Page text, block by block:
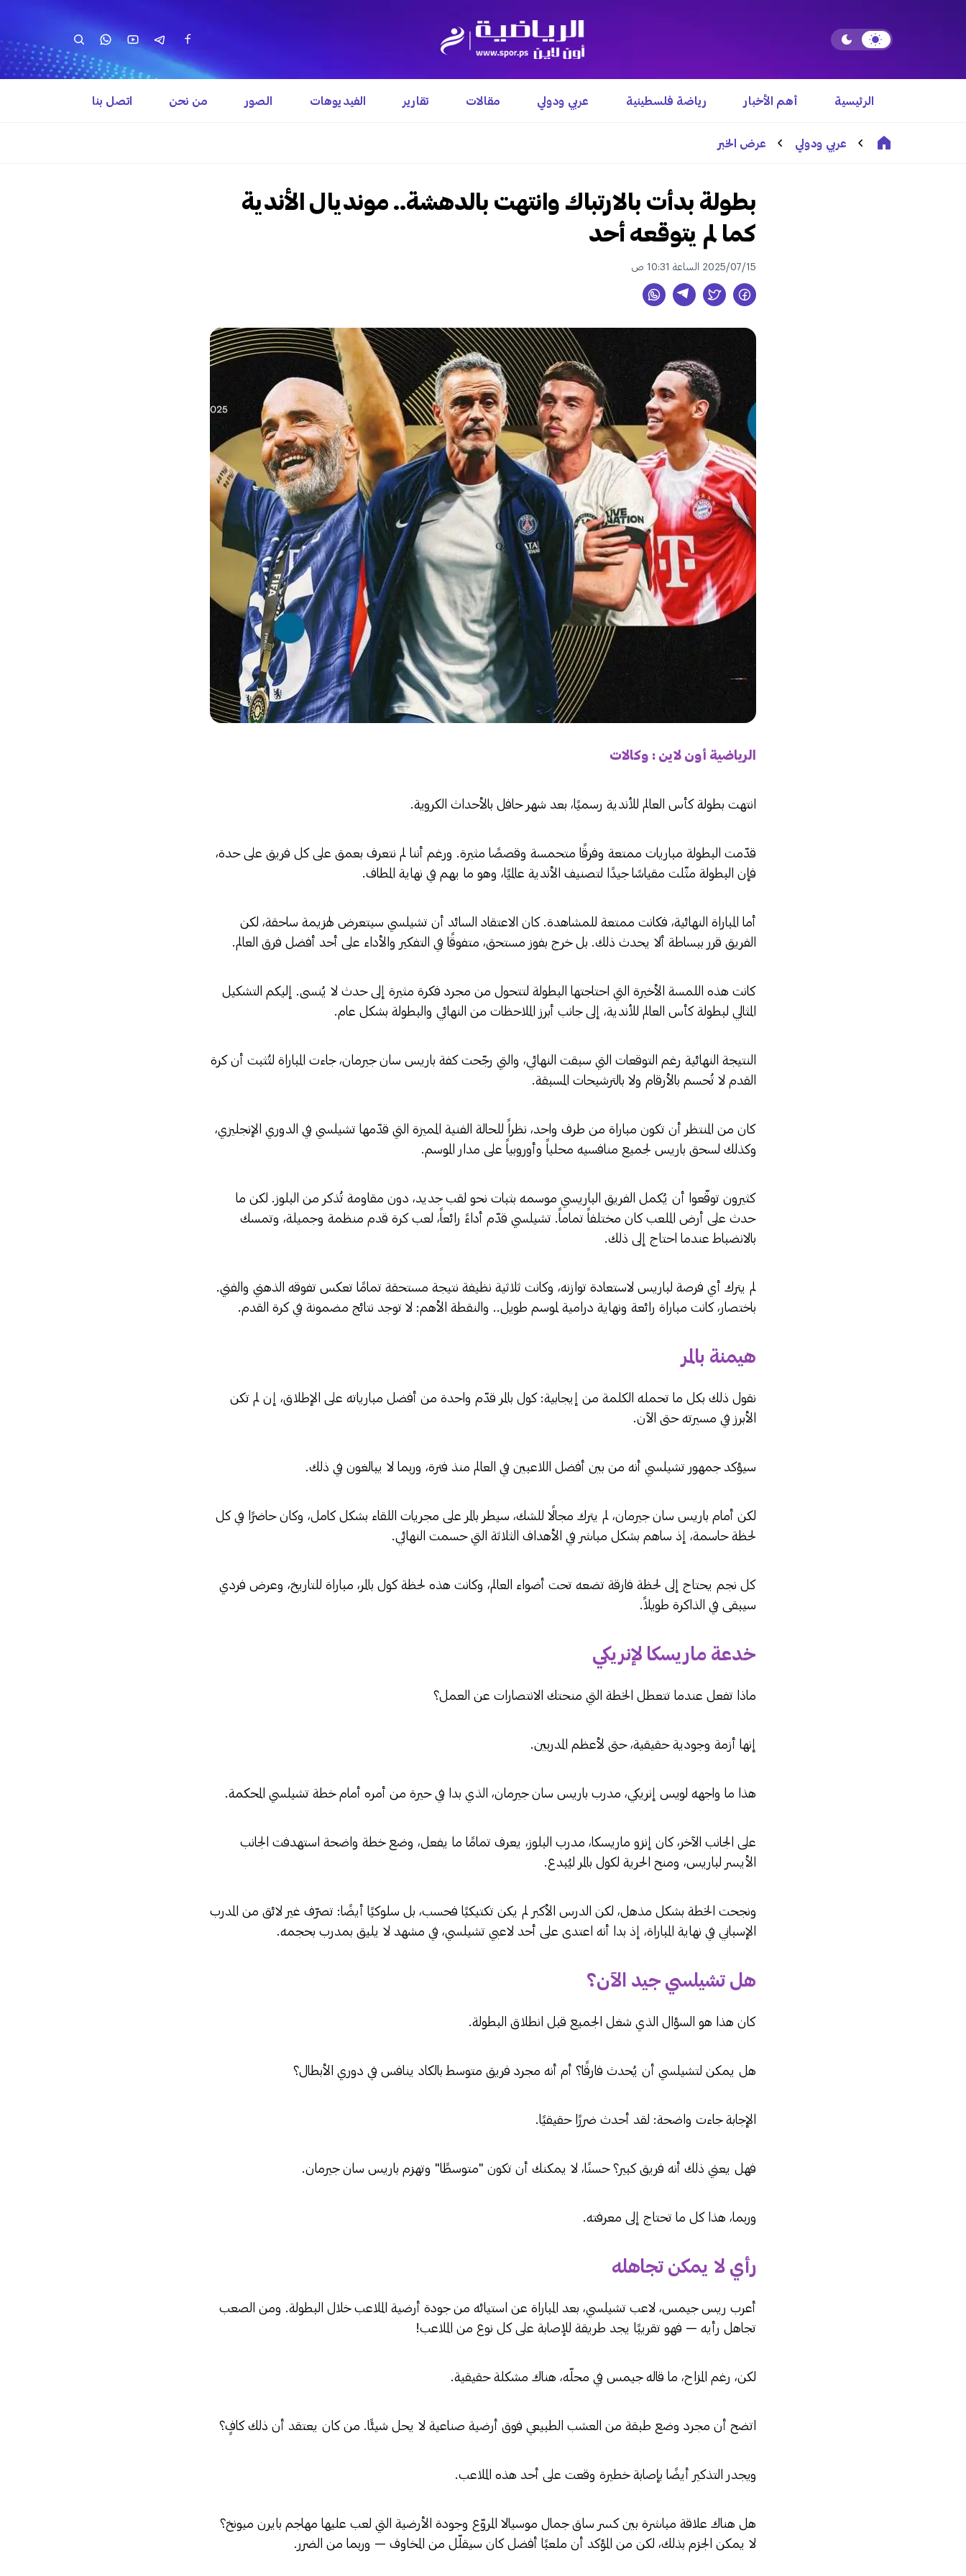
الرئيسية أهم الأخبار رياضة فلسطينية عربي ودولي مقالات تقارير الفيديوهات الصور من نحن اتصل بنا
عربي ودولي عرض الخبر
بطولة بدأت بالارتباك وانتهت بالدهشة.. مونديال الأندية
كما لم يتوقعه أحد
2025/07/15 الساعة 10:31 ص
الرياضية أون لاين : وكالات
انتهت بطولة كأس العالم للأندية رسميًا، بعد شهر حافل بالأحداث الكروية.
قدّمت البطولة مباريات ممتعة وفرقًا متحمسة وقصصًا مثيرة. ورغم أننا لم نتعرف بعمق على كل فريق على حدة،
فإن البطولة مثّلت مقياسًا جيدًا لتصنيف الأندية عالميًا، وهو ما يهم في نهاية المطاف.
أما المباراة النهائية، فكانت ممتعة للمشاهدة. كان الاعتقاد السائد أن تشيلسي سيتعرض لهزيمة ساحقة، لكن
الفريق قرر ببساطة ألا يحدث ذلك. بل خرج بفوز مستحق، متفوقًا في التفكير والأداء على أحد أفضل فرق العالم.
كانت هذه اللمسة الأخيرة التي احتاجتها البطولة لتتحول من مجرد فكرة مثيرة إلى حدث لا يُنسى. إليكم التشكيل
المثالي لبطولة كأس العالم للأندية، إلى جانب أبرز الملاحظات من النهائي والبطولة بشكل عام.
النتيجة النهائية رغم التوقعات التي سبقت النهائي، والتي رجّحت كفة باريس سان جيرمان، جاءت المباراة لتُثبت أن كرة
القدم لا تُحسم بالأرقام ولا بالترشيحات المسبقة.
كان من المنتظر أن تكون مباراة من طرف واحد، نظراً للحالة الفنية المميزة التي قدّمها تشيلسي في الدوري الإنجليزي،
وكذلك لسحق باريس لجميع منافسيه محلياً وأوروبياً على مدار الموسم.
كثيرون توقّعوا أن يُكمل الفريق الباريسي موسمه بثبات نحو لقب جديد، دون مقاومة تُذكر من البلوز. لكن ما
حدث على أرض الملعب كان مختلفاً تماماً. تشيلسي قدّم أداءً رائعاً، لعب كرة قدم منظمة وجميلة، وتمسك
بالانضباط عندما احتاج إلى ذلك.
لم يترك أي فرصة لباريس لاستعادة توازنه، وكانت ثلاثية نظيفة نتيجة مستحقة تمامًا تعكس تفوقه الذهني والفني.
باختصار، كانت مباراة رائعة ونهاية درامية لموسم طويل.. والنقطة الأهم: لا توجد نتائج مضمونة في كرة القدم.
هيمنة بالمر
نقول ذلك بكل ما تحمله الكلمة من إيجابية: كول بالمر قدّم واحدة من أفضل مبارياته على الإطلاق، إن لم تكن
الأبرز في مسيرته حتى الآن.
سيؤكد جمهور تشيلسي أنه من بين أفضل اللاعبين في العالم منذ فترة، وربما لا يبالغون في ذلك.
لكن أمام باريس سان جيرمان، لم يترك مجالًا للشك، سيطر بالمر على مجريات اللقاء بشكل كامل، وكان حاضرًا في كل
لحظة حاسمة، إذ ساهم بشكل مباشر في الأهداف الثلاثة التي حسمت النهائي.
كل نجم يحتاج إلى لحظة فارقة تضعه تحت أضواء العالم، وكانت هذه لحظة كول بالمر، مباراة للتاريخ، وعرض فردي
سيبقى في الذاكرة طويلاً.
خدعة ماريسكا لإنريكي
ماذا تفعل عندما تتعطل الخطة التي منحتك الانتصارات عن العمل؟
إنها أزمة وجودية حقيقية، حتى لأعظم المدربين.
هذا ما واجهه لويس إنريكي، مدرب باريس سان جيرمان، الذي بدا في حيرة من أمره أمام خطة تشيلسي المحكمة.
على الجانب الآخر، كان إنزو ماريسكا، مدرب البلوز، يعرف تمامًا ما يفعل، وضع خطة واضحة استهدفت الجانب
الأيسر لباريس، ومنح الحرية لكول بالمر ليُبدع.
ونجحت الخطة بشكل مذهل، لكن الدرس الأكبر لم يكن تكتيكيًا فحسب، بل سلوكيًا أيضًا: تصرّف غير لائق من المدرب
الإسباني في نهاية المباراة، إذ بدا أنه اعتدى على أحد لاعبي تشيلسي، في مشهد لا يليق بمدرب بحجمه.
هل تشيلسي جيد الآن؟
كان هذا هو السؤال الذي شغل الجميع قبل انطلاق البطولة.
هل يمكن لتشيلسي أن يُحدث فارقًا؟ أم أنه مجرد فريق متوسط بالكاد ينافس في دوري الأبطال؟
الإجابة جاءت واضحة: لقد أحدث ضررًا حقيقيًا.
فهل يعني ذلك أنه فريق كبير؟ حسنًا، لا يمكنك أن تكون "متوسطًا" وتهزم باريس سان جيرمان.
وربما، هذا كل ما تحتاج إلى معرفته.
رأي لا يمكن تجاهله
أعرب ريس جيمس، لاعب تشيلسي، بعد المباراة عن استيائه من جودة أرضية الملاعب خلال البطولة. ومن الصعب
تجاهل رأيه — فهو تقريبًا يجد طريقة للإصابة على كل نوع من الملاعب!
لكن، رغم المزاح، ما قاله جيمس في محلّه، هناك مشكلة حقيقية.
اتضح أن مجرد وضع طبقة من العشب الطبيعي فوق أرضية صناعية لا يحل شيئًا. من كان يعتقد أن ذلك كافٍ؟
ويجدر التذكير أيضًا بإصابة خطيرة وقعت على أحد هذه الملاعب.
هل هناك علاقة مباشرة بين كسر ساق جمال موسيالا المروّع وجودة الأرضية التي لعب عليها مهاجم بايرن ميونخ؟
لا يمكن الجزم بذلك، لكن من المؤكد أن ملعبًا أفضل كان سيقلّل من المخاوف — وربما من الضرر.